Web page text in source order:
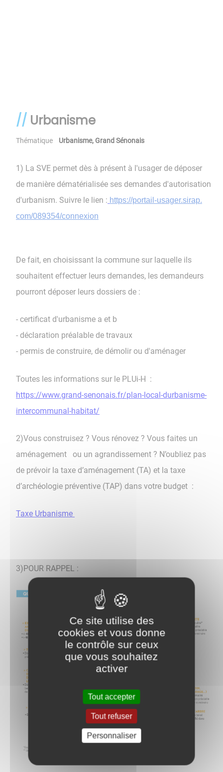
Urbanisme
Thématique Urbanisme, Grand Sénonais
1) La SVE permet dès à présent à l'usager de déposer
de manière dématérialisée ses demandes d'autorisation
d'urbanism. Suivre le lien : https://portail-usager.sirap.
com/089354/connexion
De fait, en choisissant la commune sur laquelle ils
souhaitent effectuer leurs demandes, les demandeurs
pourront déposer leurs dossiers de :
- certificat d'urbanisme a et b
- déclaration préalable de travaux
- permis de construire, de démolir ou d'aménager
Toutes les informations sur le PLUi-H : ​​​​​​​
https://www.grand-senonais.fr/plan-local-durbanisme-
intercommunal-habitat/
2)Vous construisez ? Vous rénovez ? Vous faites un
aménagement ou un agrandissement ? N’oubliez pas
de prévoir la taxe d’aménagement (TA) et la taxe
d’archéologie préventive (TAP) dans votre budget :
Taxe Urbanisme
3)POUR RAPPEL :
Ce site utilise des
cookies et vous donne
le contrôle sur ceux
que vous souhaitez
activer
Tout accepter
Tout refuser
Personnaliser